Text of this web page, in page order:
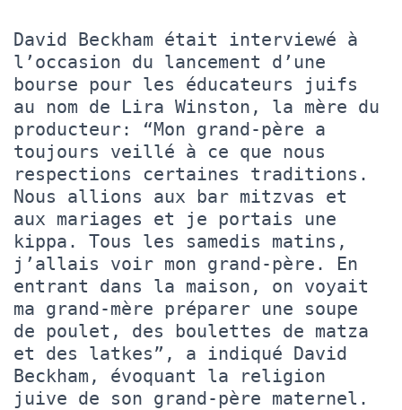
David Beckham était interviewé à
l’occasion du lancement d’une
bourse pour les éducateurs juifs
au nom de Lira Winston, la mère du
producteur: “Mon grand-père a
toujours veillé à ce que nous
respections certaines traditions.
Nous allions aux bar mitzvas et
aux mariages et je portais une
kippa. Tous les samedis matins,
j’allais voir mon grand-père. En
entrant dans la maison, on voyait
ma grand-mère préparer une soupe
de poulet, des boulettes de matza
et des latkes”, a indiqué David
Beckham, évoquant la religion
juive de son grand-père maternel.